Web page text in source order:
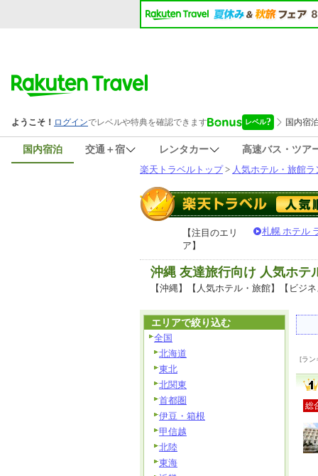
国内宿泊 交通＋宿 レンタカー
高速バス・ツア
楽天トラベルトップ> 人気ホテル・旅館ラ
【注目のエリ
ア】
札幌 ホテル
沖縄 友達旅行向け 人気ホテ
【沖縄】【人気ホテル・旅館】【ビジ
[ラン
総
エリアで絞り込む
全国
北海道
東北
北関東
首都圏
伊豆・箱根
甲信越
北陸
東海